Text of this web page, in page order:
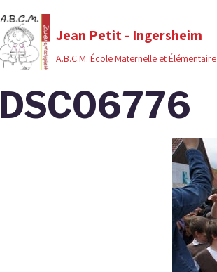
Jean Petit - Ingersheim
A.B.C.M. École Maternelle et Élémentaire
DSC06776